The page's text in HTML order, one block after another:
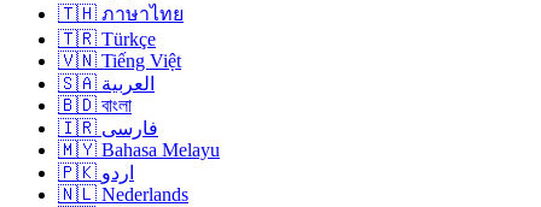
🇹🇭 ภาษาไทย
🇹🇷 Türkçe
🇻🇳 Tiếng Việt
🇸🇦 العربية
🇧🇩 বাংলা
🇮🇷 فارسی
🇲🇾 Bahasa Melayu
🇵🇰 اردو
🇳🇱 Nederlands